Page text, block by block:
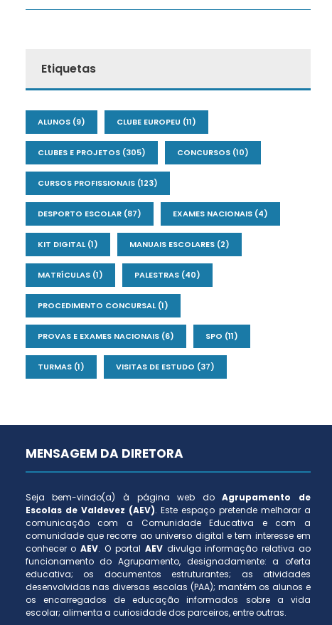
Etiquetas
ALUNOS(9) CLUBE EUROPEU (11)
CLUBES E PROJETOS(305) CONCURSOS(10)
CURSOS PROFISSIONAIS(123)
DESPORTO ESCOLAR(87) EXAMES NACIONAIS(4)
KIT DIGITAL(1) MANUAIS ESCOLARES(2)
MATRÍCULAS(1) PALESTRAS(40)
PROCEDIMENTO CONCURSAL(1)
PROVAS E EXAMES NACIONAIS(6) SPO (11)
TURMAS(1) VISITAS DE ESTUDO (37)
MENSAGEM DA DIRETORA
Seja bem-vindo(a) à página web doAgrupamento de
Escolas de Valdevez (AEV). Este espaço pretende melhorar a
comunicação com a Comunidade Educativa e com a
comunidade que recorre ao universo digital e tem interesse em
conhecer oAEV. O portal AEVdivulga informação relativa ao
funcionamento do Agrupamento, designadamente: a oferta
educativa; os documentos estruturantes; as atividades
desenvolvidas nas diversas escolas (PAA); mantém os alunos e
os encarregados de educação informados sobre a vida
escolar; alimenta a curiosidade dos parceiros, entre outras.